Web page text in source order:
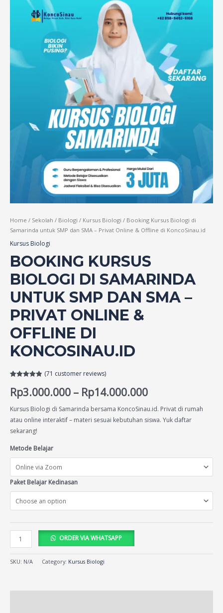
Home / Sekolah / Biologi / Kursus Biologi / Booking Kursus Biologi di
Samarinda untuk SMP dan SMA – Privat Online & Offline di KoncoSinau.id
Kursus Biologi
BOOKING KURSUS
BIOLOGI DI SAMARINDA
UNTUK SMP DAN SMA –
PRIVAT ONLINE &
OFFLINE DI
KONCOSINAU.ID
out of 5
based on
customer
ratings
(71 customer reviews)
Rp3.000.000 – Rp14.000.000
Kursus Biologi di Samarinda bersama KoncoSinau.id. Privat di rumah
atau online interaktif – materi sesuai kebutuhan siswa. Yuk daftar
sekarang!
Metode Belajar
Paket Belajar Kedinasan
ORDER VIA WHATSAPP
SKU: N/A Category: Kursus Biologi